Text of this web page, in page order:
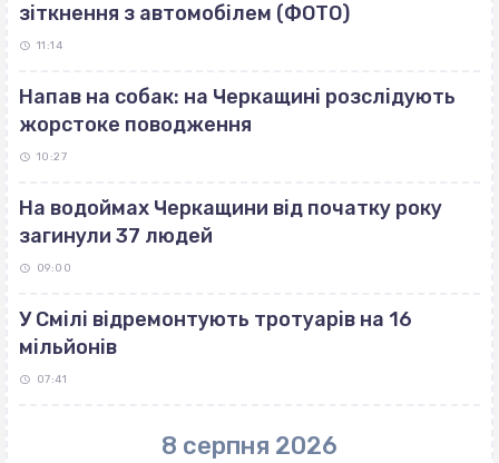
зіткнення з автомобілем (ФОТО)
11:14
Напав на собак: на Черкащині розслідують
жорстоке поводження
10:27
На водоймах Черкащини від початку року
загинули 37 людей
09:00
У Смілі відремонтують тротуарів на 16
мільйонів
07:41
8 серпня 2026